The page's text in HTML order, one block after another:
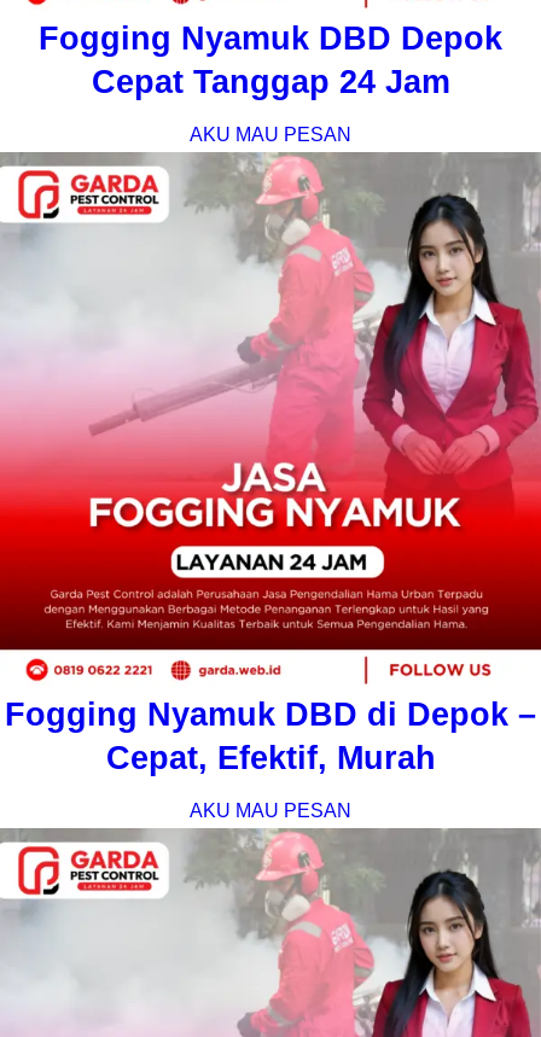
Fogging Nyamuk DBD Depok
Cepat Tanggap 24 Jam
AKU MAU PESAN
Fogging Nyamuk DBD di Depok –
Cepat, Efektif, Murah
AKU MAU PESAN